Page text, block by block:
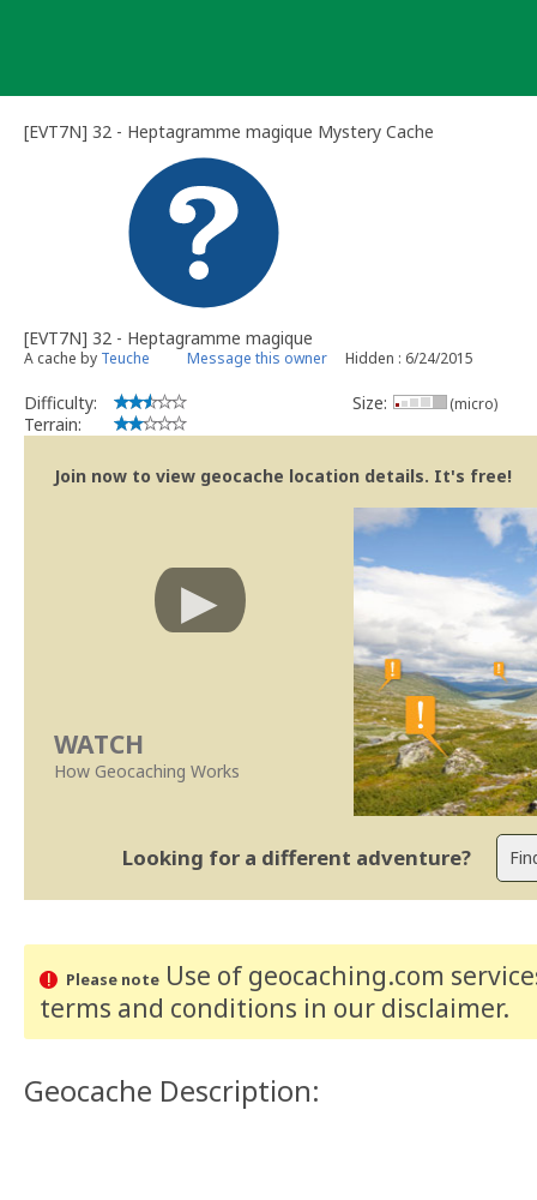
[EVT7N] 32 - Heptagramme magique Mystery Cache
[EVT7N] 32 - Heptagramme magique
A cache by Teuche Message this owner Hidden : 6/24/2015
Difficulty:
Terrain:
Size: (micro)
Join now to view geocache location details. It's free!
WATCH
How Geocaching Works
Looking for a different adventure?
Please noteUse of geocaching.com
terms and conditions in our disclaimer.
Geocache Description: